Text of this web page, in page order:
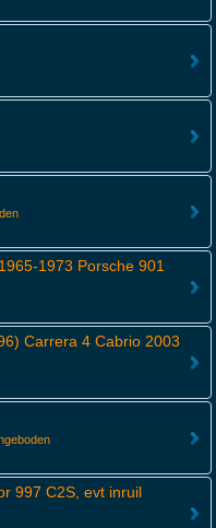
1973 Porsche 901
Carrera 4 Cabrio 2003
997 C2S, evt inruil